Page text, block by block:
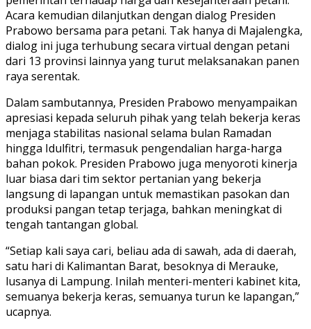
Acara kemudian dilanjutkan dengan dialog Presiden
Prabowo bersama para petani. Tak hanya di Majalengka,
dialog ini juga terhubung secara virtual dengan petani
dari 13 provinsi lainnya yang turut melaksanakan panen
raya serentak.
Dalam sambutannya, Presiden Prabowo menyampaikan
apresiasi kepada seluruh pihak yang telah bekerja keras
menjaga stabilitas nasional selama bulan Ramadan
hingga Idulfitri, termasuk pengendalian harga-harga
bahan pokok. Presiden Prabowo juga menyoroti kinerja
luar biasa dari tim sektor pertanian yang bekerja
langsung di lapangan untuk memastikan pasokan dan
produksi pangan tetap terjaga, bahkan meningkat di
tengah tantangan global.
“Setiap kali saya cari, beliau ada di sawah, ada di daerah,
satu hari di Kalimantan Barat, besoknya di Merauke,
lusanya di Lampung. Inilah menteri-menteri kabinet kita,
semuanya bekerja keras, semuanya turun ke lapangan,”
ucapnya.